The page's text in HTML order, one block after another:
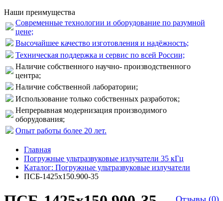
Наши преимущества
Современные технологии и оборудование по разумной
цене;
Высочайшее качество изготовления и надёжность;
Техническая поддержка и сервис по всей России;
Наличие собственного научно- производственного
центра;
Наличие собственной лаборатории;
Использование только собственных разработок;
Непрерывная модернизация производимого
оборудования;
Опыт работы более 20 лет.
Главная
Погружные ультразвуковые излучатели 35 кГц
Каталог: Погружные ультразвуковые излучатели
ПСБ-1425х150.900-35
Отзывы (0)